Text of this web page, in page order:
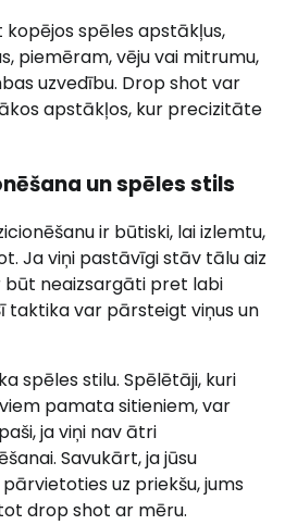
spēles apstākļus,
piemēram, vēju vai mitrumu,
uzvedību. Drop shot var
apstākļos, kur precizitāte
un spēles stils
ir būtiski, lai izlemtu,
Ja viņi pastāvīgi stāv tālu aiz
būt neaizsargāti pret labi
taktika var pārsteigt viņus un
spēles stilu. Spēlētāji, kuri
pamata sitieniem, var
ja viņi nav ātri
Savukārt, ja jūsu
uz priekšu, jums
drop shot ar mēru.